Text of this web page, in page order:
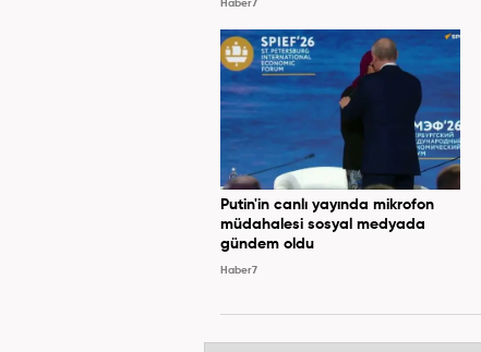
Haber7
Putin'in canlı yayında mikrofon
müdahalesi sosyal medyada
gündem oldu
Haber7